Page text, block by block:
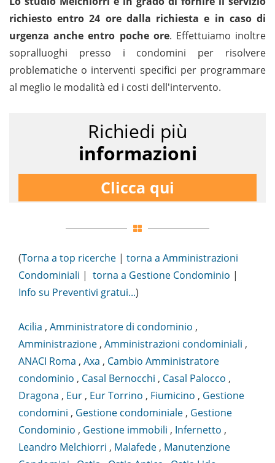
richiesto entro 24 ore dalla richiesta e in caso di
urgenza anche entro poche ore. Effettuiamo inoltre
sopralluoghi presso i condomini per risolvere
problematiche o interventi specifici per programmare
al meglio le modalità ed i costi dell'intervento.
Richiedi più
informazioni
Clicca qui
(Torna a top ricerche | torna a Amministrazioni
Condominiali | torna a Gestione Condominio |
Info su Preventivi gratui...)
Acilia , Amministratore di condominio ,
Amministrazione , Amministrazioni condominiali ,
ANACI Roma , Axa , Cambio Amministratore
condominio , Casal Bernocchi , Casal Palocco ,
Dragona , Eur , Eur Torrino , Fiumicino , Gestione
condomini , Gestione condominiale , Gestione
Condominio , Gestione immobili , Infernetto ,
Leandro Melchiorri , Malafede , Manutenzione